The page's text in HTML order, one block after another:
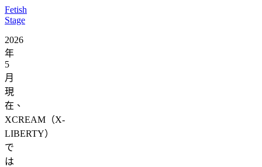
Fetish
Stage
2026
年
5
月
現
在、
XCREAM（X-
LIBERTY）
で
は